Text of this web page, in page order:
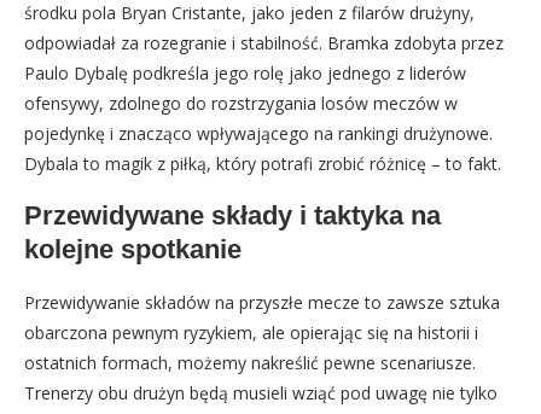
środku pola Bryan Cristante, jako jeden z filarów drużyny,
odpowiadał za rozegranie i stabilność. Bramka zdobyta przez
Paulo Dybalę podkreśla jego rolę jako jednego z liderów
ofensywy, zdolnego do rozstrzygania losów meczów w
pojedynkę i znacząco wpływającego na rankingi drużynowe.
Dybala to magik z piłką, który potrafi zrobić różnicę – to fakt.
Przewidywane składy i taktyka na
kolejne spotkanie
Przewidywanie składów na przyszłe mecze to zawsze sztuka
obarczona pewnym ryzykiem, ale opierając się na historii i
ostatnich formach, możemy nakreślić pewne scenariusze.
Trenerzy obu drużyn będą musieli wziąć pod uwagę nie tylko